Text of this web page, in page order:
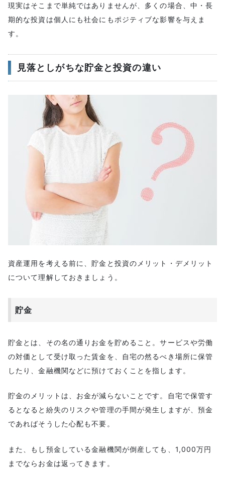
現実はそこまで単純ではありませんが、多くの場合、中・長
期的な投資は個人にも社会にもポジティブな影響を与えま
す。
見落としがちな貯金と投資の違い
資産運用を考える前に、貯金と投資のメリット・デメリット
について理解しておきましょう。
貯金
貯金とは、その名の通りお金を貯めること。サービスや労働
の対価として受け取った賃金を、自宅の然るべき場所に保管
したり、金融機関などに預けておくことを指します。
貯金のメリットは、お金が減らないことです。自宅で保管す
るとなると紛失のリスクや管理の手間が発生しますが、預金
であればそうした心配も不要。
また、もし預金している金融機関が倒産しても、1,000万円
までならお金は返ってきます。